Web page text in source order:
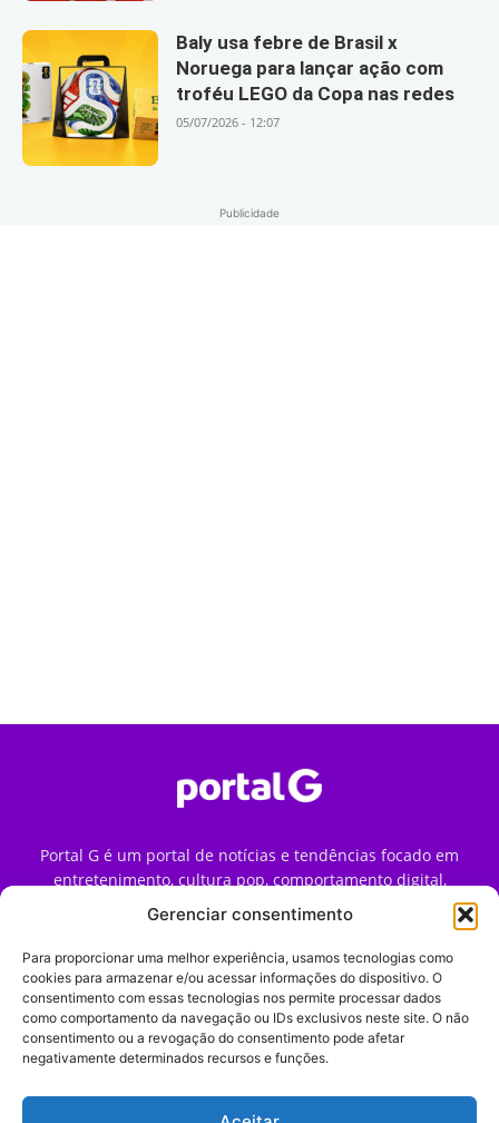
Gerenciar consentimento
Para proporcionar uma melhor experiência, usamos tecnologias como
cookies para armazenar e/ou acessar informações do dispositivo. O
consentimento com essas tecnologias nos permite processar dados
como comportamento da navegação ou IDs exclusivos neste site. O não
consentimento ou a revogação do consentimento pode afetar
negativamente determinados recursos e funções.
Baly usa febre de Brasil x
Noruega para lançar ação com
troféu LEGO da Copa nas redes
05/07/2026 - 12:07
Publicidade
Portal G é um portal de notícias e tendências focado em
entretenimento, cultura pop, comportamento digital,
streaming, games e iniciativas de marca que impactam a
forma como o público vive e consome internet no Brasil.
Contato:contato@portalg.com.br